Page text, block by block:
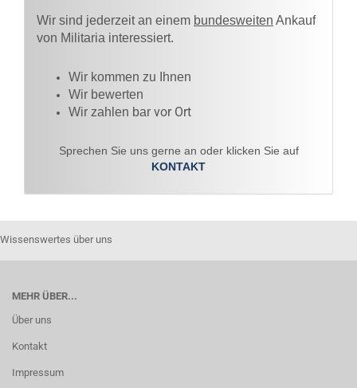
Wir sind jederzeit an einem bundesweiten Ankauf
von Militaria interessiert.
Wir kommen zu Ihnen​
Wir bewerten
Wir zahlen bar vor Ort
Sprechen Sie uns gerne an oder klicken Sie auf
KONTAKT
Wissenswertes über uns
MEHR ÜBER...
Über uns
Kontakt
Impressum